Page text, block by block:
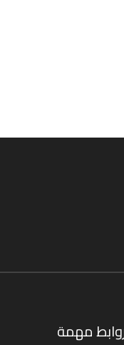
مهمة